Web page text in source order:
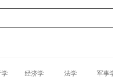
学 经济学 法学 军事